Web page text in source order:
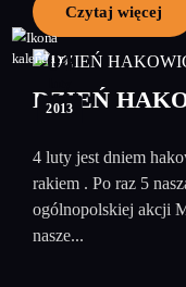
Czytaj więcej
04
2013
DZIEŃ
4 luty jest dniem
rakiem . Po raz 5
ogólnopolskiej akcji
nasze...